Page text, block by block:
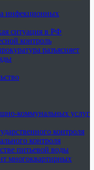
инфекционных
ситуация в РФ
контроль
разъясняет
коммунальных услуг
контроля
контроля
питьевой воды
многоквартирных